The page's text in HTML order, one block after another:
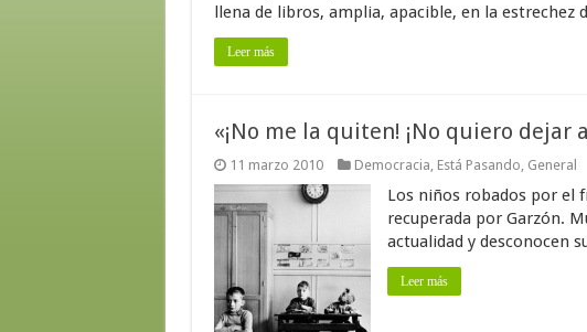
llena de libros, amplia, apacible, en la estrechez
Leer más
«¡No me la quiten! ¡No quiero dejar
11 marzo 2010 Democracia, Está Pasando, General
Los niños robados por el
recuperada por Garzón.
actualidad y desconocen
Leer más